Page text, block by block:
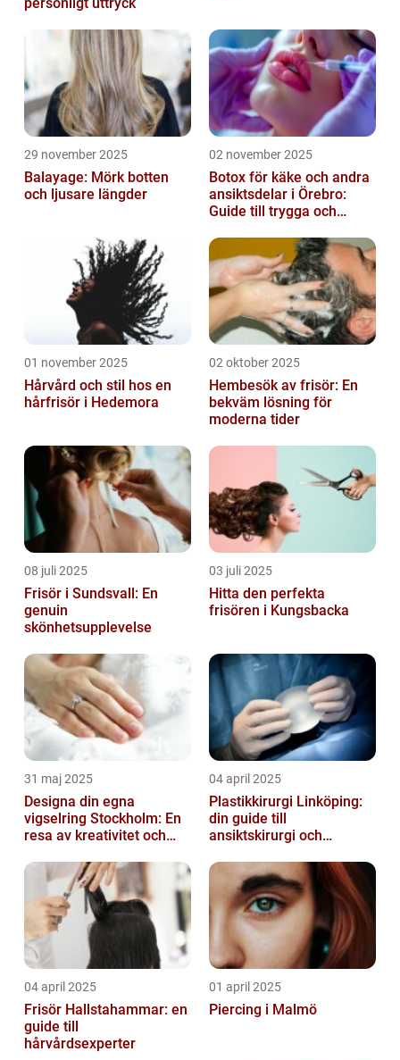
29 november 2025
Balayage: Mörk botten
och ljusare längder
02 november 2025
Botox för käke och andra
ansiktsdelar i Örebro:
Guide till trygga och
01 november 2025
Hårvård och stil hos en
hårfrisör i Hedemora
02 oktober 2025
Hembesök av frisör: En
bekväm lösning för
moderna tider
08 juli 2025
Frisör i Sundsvall: En
genuin
skönhetsupplevelse
03 juli 2025
Hitta den perfekta
frisören i Kungsbacka
31 maj 2025
Designa din egna
vigselring Stockholm: En
resa av kreativitet och
04 april 2025
Plastikkirurgi Linköping:
din guide till
ansiktskirurgi och
04 april 2025
Frisör Hallstahammar: en
guide till
hårvårdsexperter
01 april 2025
Piercing i Malmö